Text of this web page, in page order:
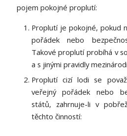
pojem pokojné proplutí:
Proplutí je pokojné, pokud
pořádek nebo
Takové proplutí probíhá v
a s jinými pravidly
Proplutí cizí lodi se
veřejný pořádek nebo
států, zahrnuje-li v
těchto činností: